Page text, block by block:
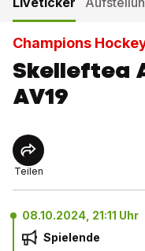
Champions
Skelleftea
AV19
Teilen
08.10.2024, 21:11 Uhr
Spielende